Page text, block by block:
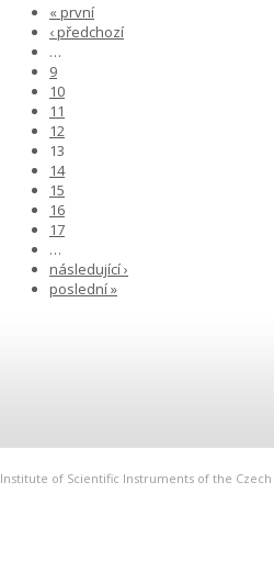
« první
‹ předchozí
…
9
10
11
12
13
14
15
16
17
…
následující ›
poslední »
Institute of Scientific Instruments of the